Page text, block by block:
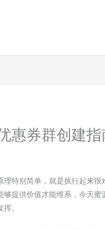
惠券群创建指
特别简单，就是执行起来
提供价值才能维系，今天
。